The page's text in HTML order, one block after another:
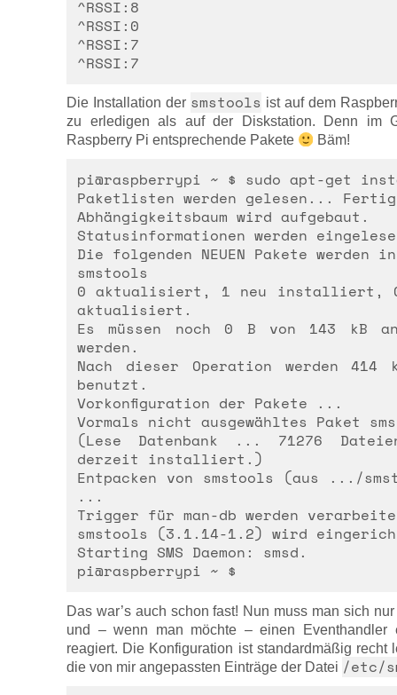
^RSSI:8
^RSSI:0
^RSSI:7
^RSSI:7
Die Installation der smstools ist auf dem
zu erledigen als auf der Diskstation. Denn im
Raspberry Pi entsprechende Pakete
Bäm!
pi@raspberrypi ~ $ sudo apt-get
Paketlisten werden gelesen... Fertig
Abhängigkeitsbaum wird aufgebaut.
Statusinformationen werden
Die folgenden NEUEN Pakete
smstools
0 aktualisiert, 1 neu installiert, 0
aktualisiert.
Es müssen noch 0 B von 143 kB
werden.
Nach dieser Operation werden
benutzt.
Vorkonfiguration der Pakete ...
Vormals nicht ausgewähltes Paket
(Lese Datenbank ... 71276
derzeit installiert.)
Entpacken von smstools (aus .../
...
Trigger für man-db werden
smstools (3.1.14-1.2) wird
Starting SMS Daemon: smsd.
pi@raspberrypi ~ $
Das war’s auch schon fast! Nun muss man sich
und – wenn man möchte – einen Eventhandler
reagiert. Die Konfiguration ist standardmäßig
die von mir angepassten Einträge der Datei /etc/